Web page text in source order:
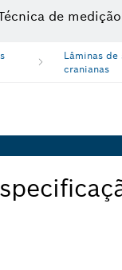
de medição
Lâminas de
cranianas